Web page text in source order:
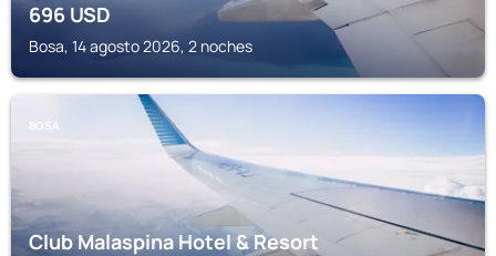
696USD
Bosa, 14 agosto 2026, 2 noches
BOSA
Club Malaspina Hotel & Resort